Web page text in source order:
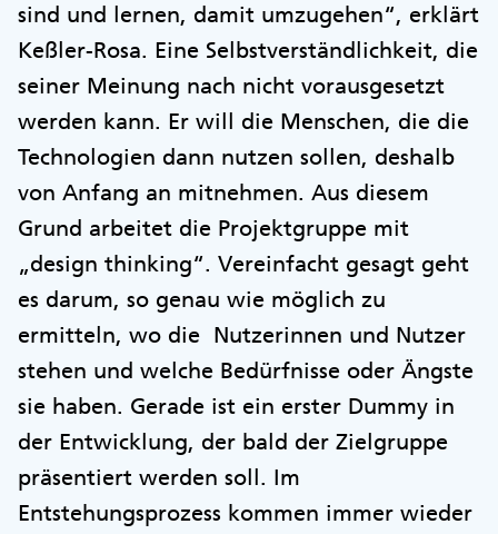
sind und lernen, damit umzugehen“, erklärt
Keßler-Rosa. Eine Selbstverständlichkeit, die
seiner Meinung nach nicht vorausgesetzt
werden kann. Er will die Menschen, die die
Technologien dann nutzen sollen, deshalb
von Anfang an mitnehmen. Aus diesem
Grund arbeitet die Projektgruppe mit
„design thinking“. Vereinfacht gesagt geht
es darum, so genau wie möglich zu
ermitteln, wo die Nutzerinnen und Nutzer
stehen und welche Bedürfnisse oder Ängste
sie haben. Gerade ist ein erster Dummy in
der Entwicklung, der bald der Zielgruppe
präsentiert werden soll. Im
Entstehungsprozess kommen immer wieder